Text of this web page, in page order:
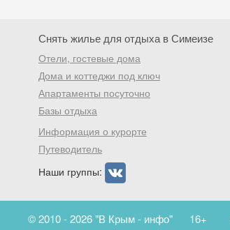
Снять жилье для отдыха в Симеизе
Отели, гостевые дома
Дома и коттеджи под ключ
Апартаменты посуточно
Базы отдыха
Информация о курорте
Путеводитель
Наши группы:
© 2010 - 2026 "В Крым - инфо" 16+